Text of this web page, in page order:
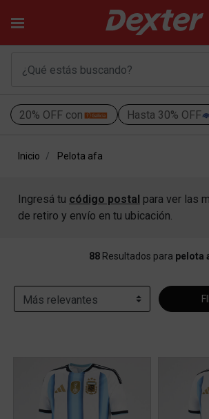
20% OFF con Hasta 30% OFF
Inicio Pelota afa
Ingresá tu código postal para ver las
de retiro y envío en tu ubicación.
88Resultados para pelota